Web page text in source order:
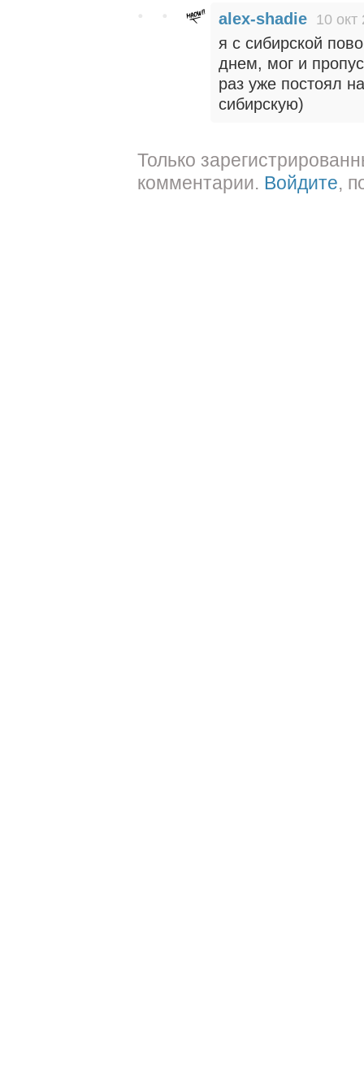
alex-shadie 10
я с сибирской
днем, мог и
раз уже постоял
сибирскую)
Только
комментарии. Войдите,